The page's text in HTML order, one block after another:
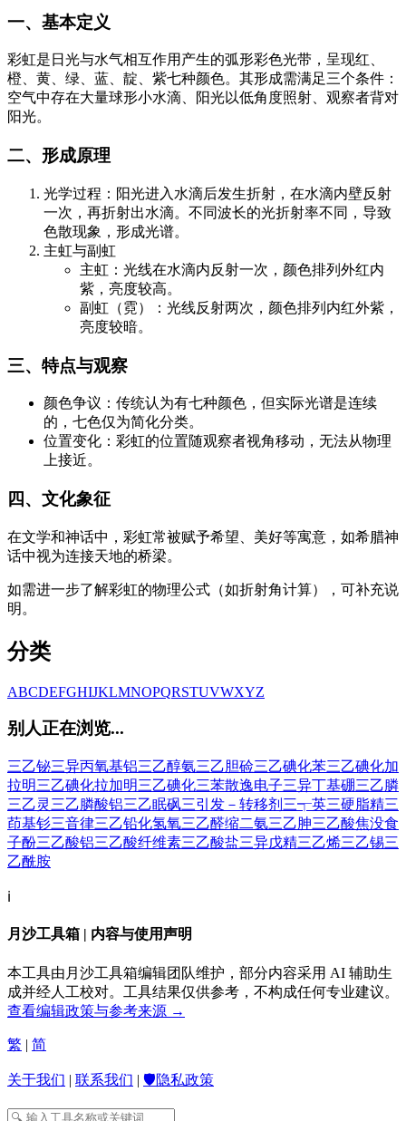
一、基本定义
彩虹是日光与水气相互作用产生的弧形彩色光带，呈现红、
橙、黄、绿、蓝、靛、紫七种颜色。其形成需满足三个条件：
空气中存在大量球形小水滴、阳光以低角度照射、观察者背对
阳光。
二、形成原理
光学过程：阳光进入水滴后发生折射，在水滴内壁反射
一次，再折射出水滴。不同波长的光折射率不同，导致
色散现象，形成光谱。
主虹与副虹
主虹：光线在水滴内反射一次，颜色排列外红内
紫，亮度较高。
副虹（霓）：光线反射两次，颜色排列内红外紫，
亮度较暗。
三、特点与观察
颜色争议：传统认为有七种颜色，但实际光谱是连续
的，七色仅为简化分类。
位置变化：彩虹的位置随观察者视角移动，无法从物理
上接近。
四、文化象征
在文学和神话中，彩虹常被赋予希望、美好等寓意，如希腊神
话中视为连接天地的桥梁。
如需进一步了解彩虹的物理公式（如折射角计算），可补充说
明。
分类
ABCDEFGHIJKLMNOPQRSTUVWXYZ
别人正在浏览...
三乙铋三异丙氧基铝三乙醇氨三乙胆硷三乙碘化苯三乙碘化加
拉明三乙碘化拉加明三乙碘化三苯散逸电子三异丁基硼三乙膦
三乙灵 三乙膦酸铝三乙眠砜三引发－转移剂 三┭英三硬脂精三
茚基钐三音律三乙铅化氢氧三乙醛缩二氨三乙胂三乙酸焦没食
子酚三乙酸铝三乙酸纤维素三乙酸盐三异戊精三乙烯三乙锡三
乙酰胺
ℹ️
月沙工具箱 | 内容与使用声明
本工具由月沙工具箱编辑团队维护，部分内容采用 AI 辅助生
成并经人工校对。工具结果仅供参考，不构成任何专业建议。
查看编辑政策与参考来源 →
繁 | 简
关于我们 | 联系我们 | 🛡️隐私政策